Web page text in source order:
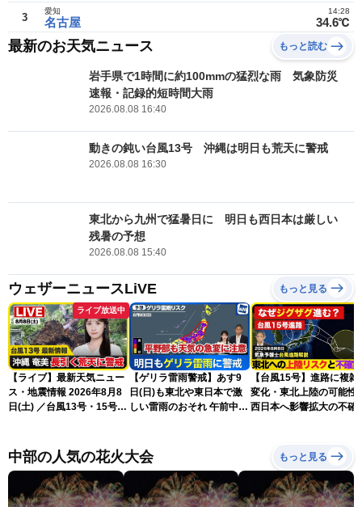
3 名古屋
愛知
34.6℃
14:28
最新のお天気ニュース もっと読む
岩手県で1時間に約100mmの猛烈な雨 気象防災
速報・記録的短時間大雨
2026.08.08 16:40
動きの鈍い台風13号 沖縄は明日も荒天に警戒
2026.08.08 16:30
東北から九州で猛暑日に 明日も西日本は厳しい
残暑の予想
2026.08.08 15:40
ウェザーニュースLiVE もっと見る
ライブ放送中
【ライブ】最新天気ニュー
ス・地震情報 2026年8月8
日(土) ／台風13号・15号
ーニュースLiVEムーン・戸
北美月／芳野達郎〉
【ゲリラ雷雨警戒】あす9
日(日)も東北や東日本で激
しい雷雨のおそれ 午前中か
【台風15号】進路に複雑
変化・東北上陸の可能性
西日本へ影響拡大の不確
中部の人気の花火大会 もっと見る